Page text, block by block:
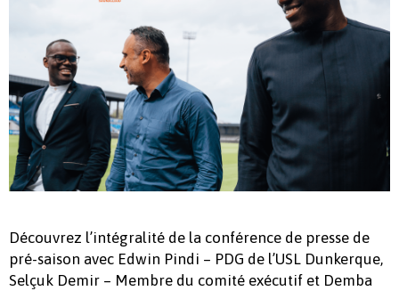
Découvrez l’intégralité de la conférence de presse de
pré-saison avec Edwin Pindi – PDG de l’USL Dunkerque,
Selçuk Demir – Membre du comité exécutif et Demba